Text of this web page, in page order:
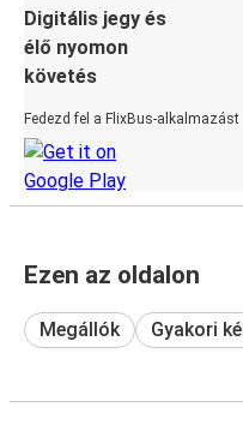
Digitális jegy és
élő nyomon
követés
Fedezd fel a FlixBus-alkalmazást
Ezen az oldalon
Megállók Gyakori